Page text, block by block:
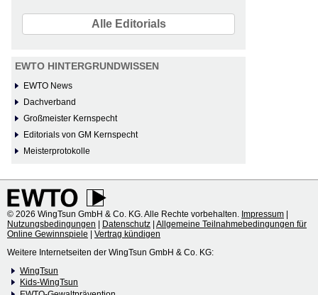
Alle Editorials
EWTO HINTERGRUNDWISSEN
EWTO News
Dachverband
Großmeister Kernspecht
Editorials von GM Kernspecht
Meisterprotokolle
© 2026 WingTsun GmbH & Co. KG. Alle Rechte vorbehalten. Impressum |
Nutzungsbedingungen | Datenschutz | Allgemeine Teilnahmebedingungen für
Online Gewinnspiele | Vertrag kündigen
Weitere Internetseiten der WingTsun GmbH & Co. KG:
WingTsun
Kids-WingTsun